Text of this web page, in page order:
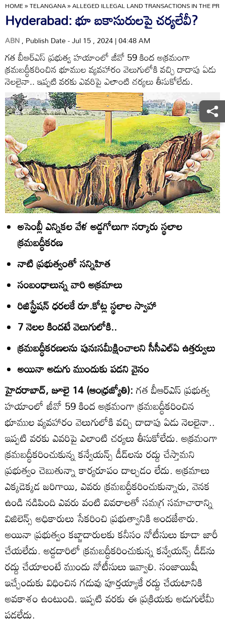
HOME»TELANGANA»ALLEGED ILLEGAL LAND TRANSACTIONS IN THE
Hyderabad: భూ బకాసురులపై చర్యలేవీ?
ABN, Publish Date - Jul 15 , 2024 | 04:48 AM
గత బీఆర్‌ఎస్‌ ప్రభుత్వ హయాంలో జీవో 59 కింద అక్రమంగా
క్రమబద్ధీకరించిన భూముల వ్యవహారం వెలుగులోకి వచ్చి దాదాపు ఏడు
నెలలైనా.. ఇప్పటి వరకు ఎవరిపై ఎలాంటి చర్యలు తీసుకోలేదు.
అసెంబ్లీ ఎన్నికల వేళ అడ్డగోలుగా సర్కారు స్థలాల
క్రమబద్ధీకరణ
నాటి ప్రభుత్వంతో సన్నిహిత
సంబంధాలున్న వారి అక్రమాలు
రిజిస్ట్రేషన్‌ ధరలకే రూ.కోట్ల స్థలాల స్వాహా
7 నెలల కిందటే వెలుగులోకి..
క్రమబద్ధీకరణలను పునఃసమీక్షించాలని సీసీఎల్‌ఏ ఉత్తర్వులు
అయినా అడుగు ముందుకు పడని వైనం
హైదరాబాద్‌, జూలై 14 (ఆంధ్రజ్యోతి):గత బీఆర్‌ఎస్‌ ప్రభుత్వ
హయాంలో జీవో 59 కింద అక్రమంగా క్రమబద్ధీకరించిన
భూముల వ్యవహారం వెలుగులోకి వచ్చి దాదాపు ఏడు నెలలైనా..
ఇప్పటి వరకు ఎవరిపై ఎలాంటి చర్యలు తీసుకోలేదు. అక్రమంగా
క్రమబద్ధీకరించుకున్న కన్వేయన్స్‌ డీడ్‌లను రద్దు చేస్తామని
ప్రభుత్వం చెబుతున్నా కార్యరూపం దాల్చడం లేదు. అక్రమాలు
ఎక్కడెక్కడ జరిగాయి, ఎవరు క్రమబద్ధీకరించుకున్నారు, వెనక
ఉండి నడిపింది ఎవరు వంటి వివరాలతో సమగ్ర సమాచారాన్ని
విజిలెన్స్‌ అధికారులు సేకరించి ప్రభుత్వానికి అందజేశారు.
అయినా ప్రభుత్వం కబ్జాదారులకు కనీసం నోటీసులు కూడా జారీ
చేయలేదు. అడ్డదారిలో క్రమబద్ధీకరించుకున్న కన్వేయన్స్‌ డీడ్‌ను
రద్దు చేయాలంటే ముందు నోటీసులు ఇవ్వాలి. సంజాయిషీ
ఇచ్చేందుకు విధించిన గడువు పూర్తయ్యాకే రద్దు చేయటానికి
అవకాశం ఉంటుంది. ఇప్పటి వరకు ఈ ప్రక్రియకు అడుగులేమీ
పడలేదు.